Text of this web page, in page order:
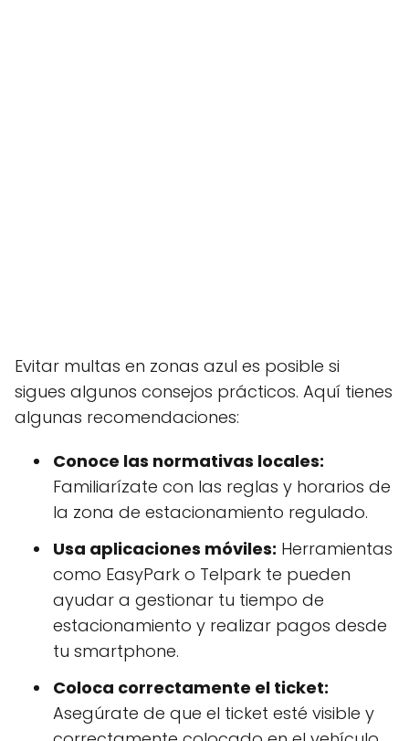
Evitar multas en zonas azul es posible si
sigues algunos consejos prácticos. Aquí tienes
algunas recomendaciones:
Conoce las normativas locales:
Familiarízate con las reglas y horarios de
la zona de estacionamiento regulado.
Usa aplicaciones móviles: Herramientas
como EasyPark o Telpark te pueden
ayudar a gestionar tu tiempo de
estacionamiento y realizar pagos desde
tu smartphone.
Coloca correctamente el ticket:
Asegúrate de que el ticket esté visible y